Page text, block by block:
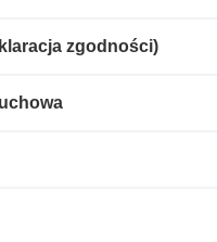
zgodności)